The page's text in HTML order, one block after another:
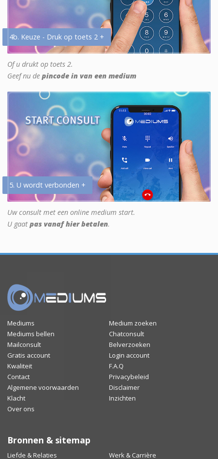
4b. Keuze - Druk op toets 2 +
Of u drukt op toets 2.
Geef nu de pincode in van een medium
5. U wordt verbonden +
Uw consult met een online medium start.
U gaat pas vanaf hier betalen.
Mediums
Medium zoeken
Mediums bellen
Chatconsult
Mailconsult
Belverzoeken
Gratis account
Login account
Kwaliteit
F.A.Q
Contact
Privacybeleid
Algemene voorwaarden
Disclaimer
Klacht
Inzichten
Over ons
Bronnen & sitemap
Liefde & Relaties Werk & Carrière